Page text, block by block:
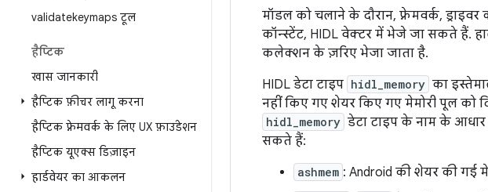
validatekeymaps टूल
हैप्टिक
खास जानकारी
हैप्टिक फ़ीचर लागू करना
हैप्टिक फ़्रेमवर्क के लिए UX फ़ाउंडेशन
हैप्टिक यूएक्स डिज़ाइन
हार्डवेयर का आकलन
मॉडल को चलाने के दौरान, फ़्रेमवर्क,
कॉन्स्टेंट, HIDL वेक्टर में भेजे जा सकते हैं.
कलेक्शन के ज़रिए भेजा जाता है.
HIDL डेटा टाइप hidl_memory का
नहीं किए गए शेयर किए गए मेमोरी पूल को
hidl_memory डेटा टाइप के नाम के
सकते हैं:
ashmem : Android की शेयर की गई